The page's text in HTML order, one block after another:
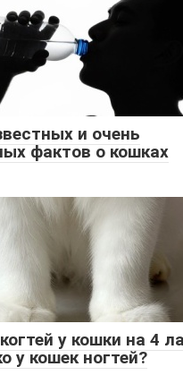
и очень
фактов о кошках
у кошки на 4
у кошек ногтей?